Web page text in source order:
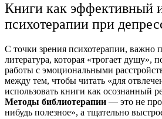
Книги как эффективный
психотерапии при
С точки зрения психотерапии, важно
литература, которая «трогает душу»,
работы с эмоциональными
между тем, чтобы читать «для
использовать книги как осознанный
Методы библиотерапии — это не
нибудь полезное», а тщательно